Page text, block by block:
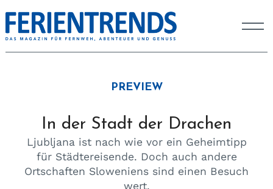
PREVIEW
In der Stadt der Drachen
Ljubljana ist nach wie vor ein Geheimtipp
für Städtereisende. Doch auch andere
Ortschaften Sloweniens sind einen Besuch
wert.